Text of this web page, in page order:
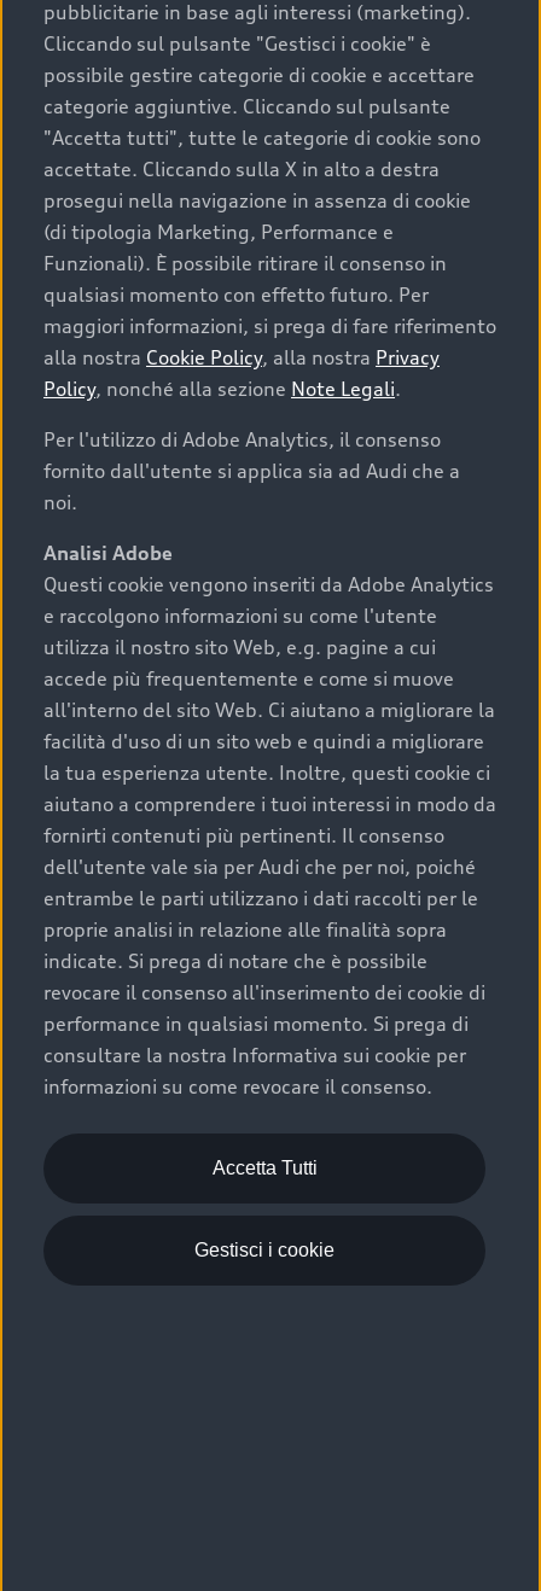
Scegliere un’auto usata è una decisione che coniuga
convenienza, affidabilità e sostenibilità. Per fare un
acquisto sicuro, è essenziale considerare aspetti
determinanti come la garanzia inclusa e l’affidabilità del
marchio. Audi offre l’auto usata perfetta tramite Audi
Prima Scelta :plus
Cosa sapere prima di
acquistare la tua prossima
auto
I requisiti fondamentali da considerare prima di
acquistare un’auto usata, oltre al prezzo e all'aspetto,
chilometraggio: un valore contenuto corrisponde a
uno stato migliore del veicolo e a una maggiore
durata nel tempo;
cronologia dei tagliandi: una documentazione
completa della vettura certifica una manutenzione
costante e accurata;
condizioni della carrozzeria e degli interni: una
buona conservazione evidenzia cura e attenzione del
precedente proprietario;
efficienza meccanica: motore, trasmissione e
componenti principali in ottimo stato garantiscono
prestazioni affidabili e sicure.
Acquistare un’auto usata in una Concessionaria ufficiale
Audi che offre l’usato garantito tramite Audi Prima
Scelta :plus, significa affidarsi ad un prodotto che viene
sottoposto a 110 controlli approfonditi e coperto da
garanzia fino a 4 anni per una maggiore tutela del tuo
acquisto.
pubblicitarie in base agli interessi (marketing).
Cliccando sul pulsante "Gestisci i cookie" è
possibile gestire categorie di cookie e accettare
categorie aggiuntive. Cliccando sul pulsante
"Accetta tutti", tutte le categorie di cookie sono
accettate. Cliccando sulla X in alto a destra
prosegui nella navigazione in assenza di cookie
(di tipologia Marketing, Performance e
Funzionali). È possibile ritirare il consenso in
qualsiasi momento con effetto futuro. Per
maggiori informazioni, si prega di fare riferimento
alla nostra Cookie Policy, alla nostra Privacy
Policy, nonché alla sezione Note Legali.
Per l'utilizzo di Adobe Analytics, il consenso
fornito dall'utente si applica sia ad Audi che a
noi.
Analisi Adobe
Questi cookie vengono inseriti da Adobe Analytics
e raccolgono informazioni su come l'utente
utilizza il nostro sito Web, e.g. pagine a cui
accede più frequentemente e come si muove
all'interno del sito Web. Ci aiutano a migliorare la
facilità d'uso di un sito web e quindi a migliorare
la tua esperienza utente. Inoltre, questi cookie ci
aiutano a comprendere i tuoi interessi in modo da
fornirti contenuti più pertinenti. Il consenso
dell'utente vale sia per Audi che per noi, poiché
entrambe le parti utilizzano i dati raccolti per le
proprie analisi in relazione alle finalità sopra
indicate. Si prega di notare che è possibile
revocare il consenso all'inserimento dei cookie di
performance in qualsiasi momento. Si prega di
consultare la nostra Informativa sui cookie per
informazioni su come revocare il consenso.
Accetta Tutti
Gestisci i cookie